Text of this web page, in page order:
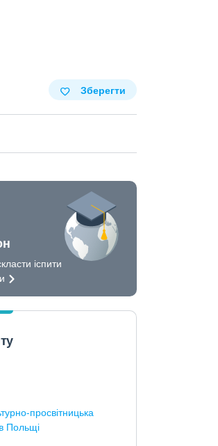
Зберегти
іспити
просвітницька
в Польщі